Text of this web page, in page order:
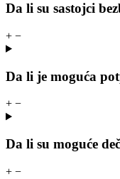
Da li su sastojci
+ −
Da li je moguća
+ −
Da li su moguće
+ −